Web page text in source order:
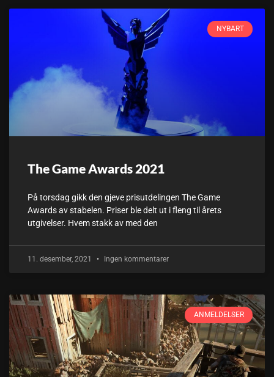
NYBART
The Game Awards 2021
På torsdag gikk den gjeve prisutdelingen The Game
Awards av stabelen. Priser ble delt ut i fleng til årets
utgivelser. Hvem stakk av med den
11. desember, 2021 Ingen kommentarer
ANMELDELSER